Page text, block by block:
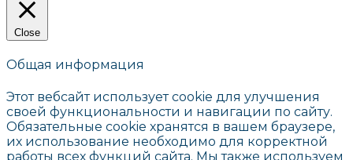
Close
Общая информация
Этот вебсайт использует cookie для улучшения
своей функциональности и навигации по сайту.
Обязательные cookie хранятся в вашем браузере,
их использование необходимо для корректной
работы всех функций сайта. Мы также используем